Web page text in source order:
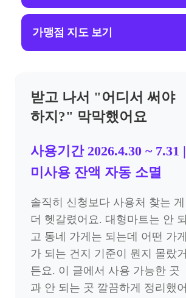
가맹점 지도 보기
받고 나서 "어디서 써야
하지?" 막막했어요
사용기간 2026.4.30 ~ 7.31 |
미사용 잔액 자동 소멸
솔직히 신청보다 사용처 찾는 게
더 헷갈렸어요. 대형마트는 안 되
고 동네 가게는 되는데 어떤 가게
가 되는 건지 기준이 뭔지 몰랐거
든요. 이 글에서 사용 가능한 곳
과 안 되는 곳 깔끔하게 정리했어